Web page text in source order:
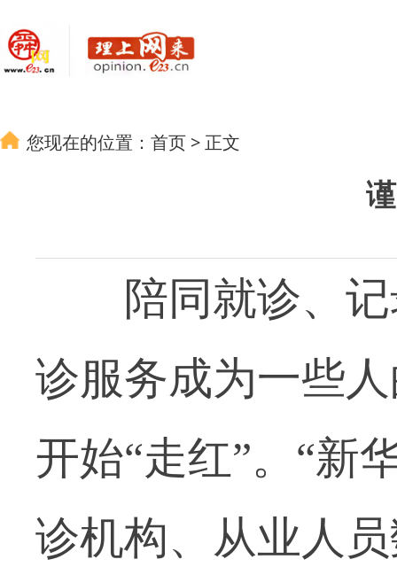
您现在的位置： 首页 > 正文
陪同就诊、记
诊服务成为一些
开始“走红”。“新
诊机构、从业人